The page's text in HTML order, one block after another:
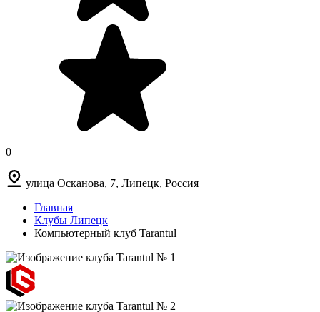
0
улица Осканова, 7, Липецк, Россия
Главная
Клубы Липецк
Компьютерный клуб Tarantul